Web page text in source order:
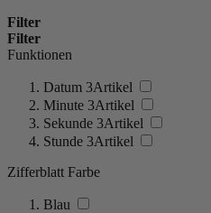
Filter
Filter
Funktionen
Datum 3Artikel
Minute 3Artikel
Sekunde 3Artikel
Stunde 3Artikel
Zifferblatt Farbe
Blau